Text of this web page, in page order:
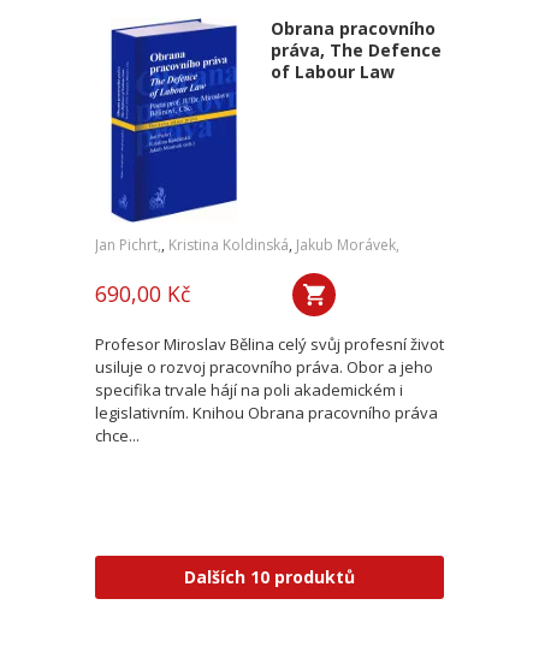
Obrana pracovního
práva, The Defence
of Labour Law
Jan Pichrt,, Kristina Koldinská, Jakub Morávek,
690,00 Kč
Profesor Miroslav Bělina celý svůj profesní život
usiluje o rozvoj pracovního práva. Obor a jeho
specifika trvale hájí na poli akademickém i
legislativním. Knihou Obrana pracovního práva
chce...
Dalších 10 produktů